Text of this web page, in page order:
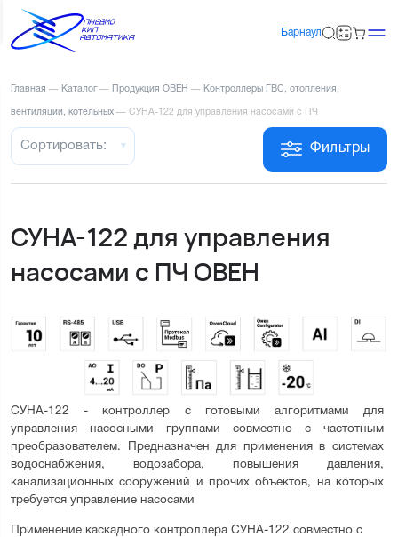
Барнаул
Главная — Каталог — Продукция ОВЕН — Контроллеры ГВС, отопления,
вентиляции, котельных — СУНА-122 для управления насосами с ПЧ
Фильтры
Сортировать:
СУНА-122 для управления
насосами с ПЧ ОВЕН
СУНА-122 - контроллер с готовыми алгоритмами для
управления насосными группами совместно с частотным
преобразователем. Предназначен для применения в системах
водоснабжения, водозабора, повышения давления,
канализационных сооружений и прочих объектов, на которых
требуется управление насосами
Применение каскадного контроллера СУНА-122 совместно с